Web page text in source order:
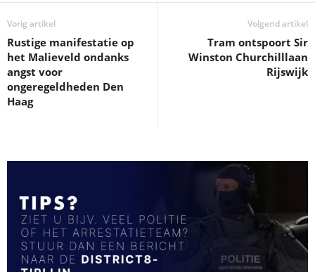
Vorig artikel
Rustige manifestatie op
het Malieveld ondanks
angst voor
ongeregeldheden Den
Haag
Volgend artikel
Tram ontspoort Sir
Winston Churchilllaan
Rijswijk